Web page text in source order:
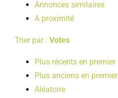
Annonces similaires
A proximité
Trier par : Votes
Plus récents en premier
Plus anciens en premier
Aléatoire